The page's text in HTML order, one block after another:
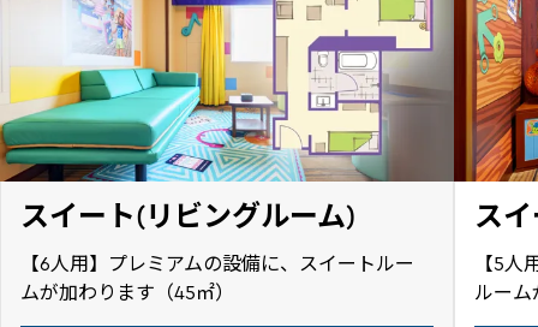
スイート(リビングルーム)
【6人用】プレミアムの設備に、スイートルー
ムが加わります（45㎡）
ス
【5
ルーム